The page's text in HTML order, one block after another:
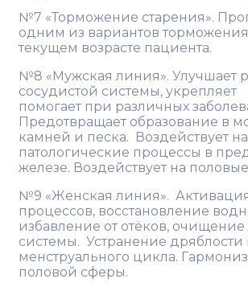
№7 «Торможение старения».
одним из вариантов
текущем возрасте пациента.
№8 «Мужская линия». Улучшает
сосудистой системы,
помогает при различных
Предотвращает образование в
камней и песка. Воздействует
патологические процессы в
железе. Воздействует на
№9 «Женская линия».
процессов, восстановление
избавление от отёков,
системы. Устранение дряблости
менструального цикла.
половой сферы.